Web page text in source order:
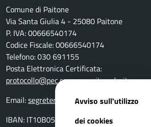
Comune di Paitone
Via Santa Giulia 4 - 25080 Paitone
P. IVA: 00666540174
Codice Fiscale: 00666540174
Telefono: 030 691155
Posta Elettronica Certificata:
protocollo@pec.comune.paitone.bs.it
Email:
IBAN: IT10B0511648840000000001050
Avviso sull'utilizzo
dei cookies